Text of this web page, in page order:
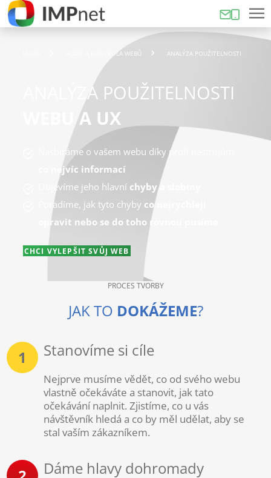
AUDIT A KONTROLA WEBŮ ANALÝZA POUŽITELNOSTI
ANALÝZA POUŽITELNOSTI
WEBU A UX
Nasbíráme o vašem webu díky profi nástrojům
co nejvíc informací
Objevíme jeho hlavní chyby a slabiny
Poradíme, jak tyto chyby co nejrychleji
opravit nebo se do toho rovnou pusíme
CHCI VYLEPŠIT SVŮJ WEB
PROCES TVORBY
JAK TO DOKÁŽEME?
1 Stanovíme si cíle
Nejprve musíme vědět, co od svého webu
vlastně očekáváte a stanovit, jak tato
očekávání naplnit. Zjistíme, co u vás
návštěvník hledá a co by měl udělat, aby se
stal vaším zákazníkem.
Dáme hlavy dohromady